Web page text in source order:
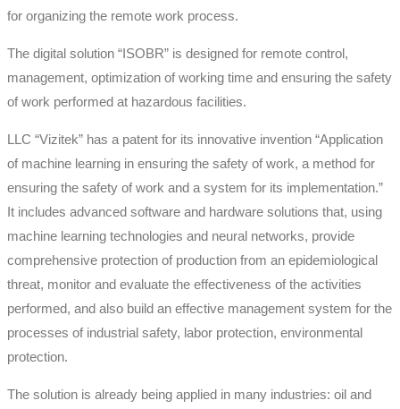
for organizing the remote work process.
The digital solution “ISOBR” is designed for remote control,
management, optimization of working time and ensuring the safety
of work performed at hazardous facilities.
LLC “Vizitek” has a patent for its innovative invention “Application
of machine learning in ensuring the safety of work, a method for
ensuring the safety of work and a system for its implementation.”
It includes advanced software and hardware solutions that, using
machine learning technologies and neural networks, provide
comprehensive protection of production from an epidemiological
threat, monitor and evaluate the effectiveness of the activities
performed, and also build an effective management system for the
processes of industrial safety, labor protection, environmental
protection.
The solution is already being applied in many industries: oil and